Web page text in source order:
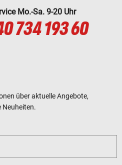
Mo.-Sa. 9-20 Uhr
734 193 60
über aktuelle Angebote,
Neuheiten.